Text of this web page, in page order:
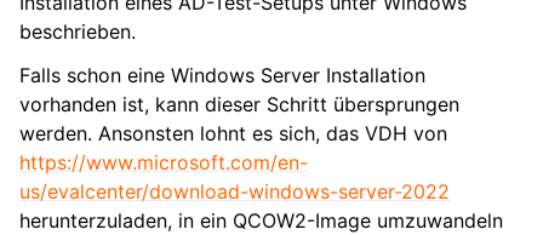
beschrieben.
Falls schon eine Windows Server Installation
vorhanden ist, kann dieser Schritt übersprungen
werden. Ansonsten lohnt es sich, das VDH von
https://www.microsoft.com/en-
us/evalcenter/download-windows-server-2022
herunterzuladen, in ein QCOW2-Image umzuwandeln